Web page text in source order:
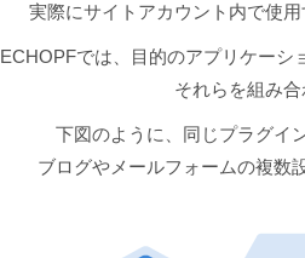
実際にサイトアカウント内で使
ECHOPFでは、目的のアプリケーシ
それらを組み
下図のように、同じプラグイ
ブログやメールフォームの複数